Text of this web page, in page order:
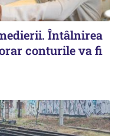
Întâlnirea
conturile va fi